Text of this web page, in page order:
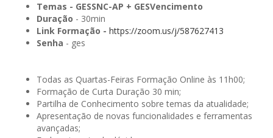
GESEscola
GESFaturação
GESFeira
Temas - GESSNC-AP + GESVencimento
Duração - 30min
Link Formação - https://zoom.us/j/587627413
Senha - ges
Todas as Quartas-Feiras Formação Online às 11h00;
Formação de Curta Duração 30 min;
Partilha de Conhecimento sobre temas da atualidade;
Apresentação de novas funcionalidades e ferramentas
avançadas;